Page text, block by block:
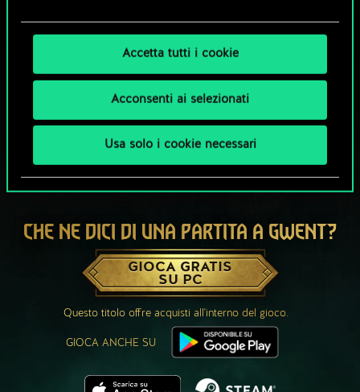
Accetta tutti i cookie
Acconsenti ai selezionati
Usa solo i cookie necessari
CHE NE DICI DI UNA PARTITA A GWENT?
GIOCA GRATIS
SU PC
Questo titolo offre acquisti all'interno del gioco.
GIOCA ANCHE SU